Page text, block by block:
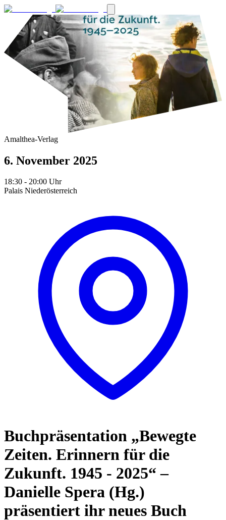
Amalthea-Verlag
6. November 2025
18:30 - 20:00 Uhr
Palais Niederösterreich
Buchpräsentation „Bewegte
Zeiten. Erinnern für die
Zukunft. 1945 - 2025“ –
Danielle Spera (Hg.)
präsentiert ihr neues Buch